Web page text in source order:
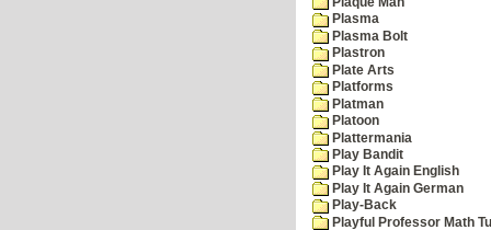
Plasma
Plasma Bolt
Plastron
Plate Arts
Platforms
Platman
Platoon
Plattermania
Play Bandit
Play It Again English
Play It Again German
Play-Back
Playful Professor Math